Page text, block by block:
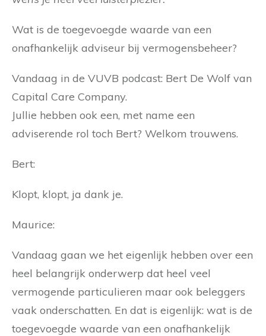
Wat is de toegevoegde waarde van een
onafhankelijk adviseur bij vermogensbeheer?
Vandaag in de VUVB podcast: Bert De Wolf van
Capital Care Company.
Jullie hebben ook een, met name een
adviserende rol toch Bert? Welkom trouwens.
Bert:
Klopt, klopt, ja dank je.
Maurice:
Vandaag gaan we het eigenlijk hebben over een
heel belangrijk onderwerp dat heel veel
vermogende particulieren maar ook beleggers
vaak onderschatten. En dat is eigenlijk: wat is de
toegevoegde waarde van een onafhankelijk